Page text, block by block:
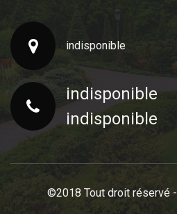
indisponible
indisponible
indisponible
©2018 Tout droit réservé -